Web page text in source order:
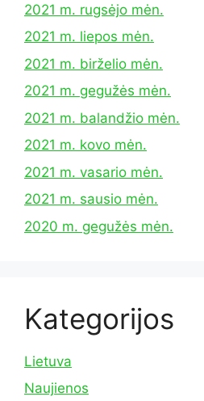
2021 m. rugsėjo mėn.
2021 m. liepos mėn.
2021 m. birželio mėn.
2021 m. gegužės mėn.
2021 m. balandžio mėn.
2021 m. kovo mėn.
2021 m. vasario mėn.
2021 m. sausio mėn.
2020 m. gegužės mėn.
Kategorijos
Lietuva
Naujienos